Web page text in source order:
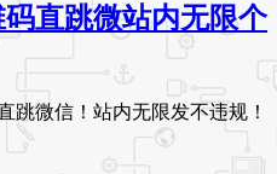
直跳微站内无限个
跳微信！站内无限发不违规！